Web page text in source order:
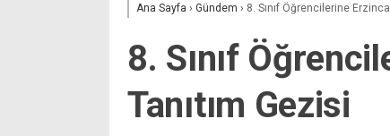
Ana Sayfa › Gündem › 8. Sınıf Öğrencilerine
8. Sınıf
Tanıtım Gezisi